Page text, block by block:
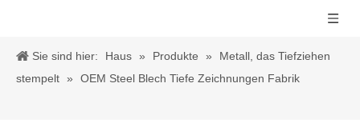
Sie sind hier: Haus » Produkte »
Metall, das Tiefziehen
stempelt » OEM Steel Blech Tiefe Zeichnungen Fabrik